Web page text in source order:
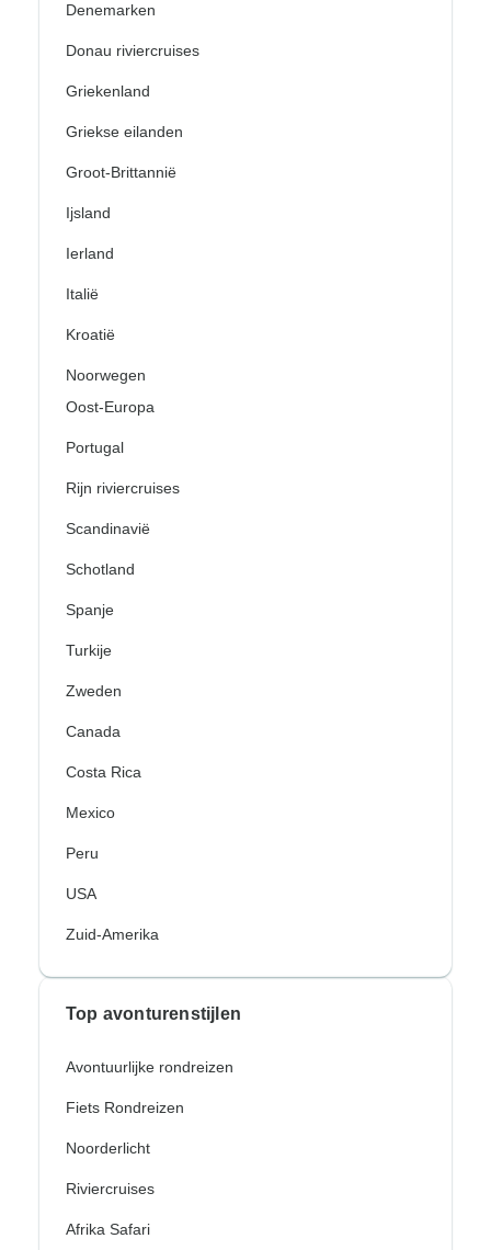
Denemarken
Donau riviercruises
Griekenland
Griekse eilanden
Groot-Brittannië
Ijsland
Ierland
Italië
Kroatië
Noorwegen
Oost-Europa
Portugal
Rijn riviercruises
Scandinavië
Schotland
Spanje
Turkije
Zweden
Canada
Costa Rica
Mexico
Peru
USA
Zuid-Amerika
Top avonturenstijlen
Avontuurlijke rondreizen
Fiets Rondreizen
Noorderlicht
Riviercruises
Afrika Safari